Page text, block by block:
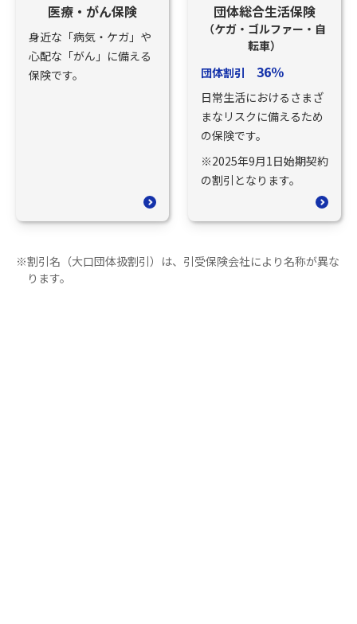
医療・がん保険
身近な「病気・ケガ」や
心配な「がん」に備える
保険です。
団体総合生活保険
（ケガ・ゴルファー・自
転車）
団体割引 36％
日常生活におけるさまざ
まなリスクに備えるため
の保険です。
※2025年9月1日始期契約
の割引となります。
※割引名（大口団体扱割引）は、引受保険会社により名称が異な
ります。